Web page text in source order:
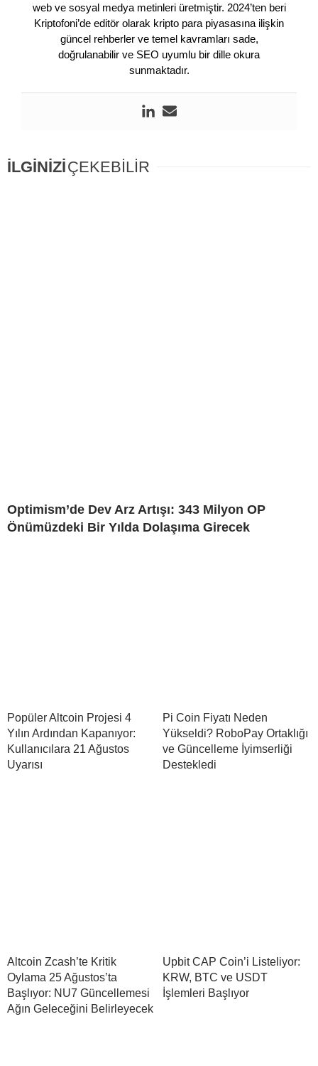
web ve sosyal medya metinleri üretmiştir. 2024’ten beri
Kriptofoni’de editör olarak kripto para piyasasına ilişkin
güncel rehberler ve temel kavramları sade,
doğrulanabilir ve SEO uyumlu bir dille okura
sunmaktadır.
İLGİNİZİÇEKEBİLİR
Optimism’de Dev Arz Artışı: 343 Milyon OP
Önümüzdeki Bir Yılda Dolaşıma Girecek
Popüler Altcoin Projesi 4
Yılın Ardından Kapanıyor:
Kullanıcılara 21 Ağustos
Uyarısı
Pi Coin Fiyatı Neden
Yükseldi? RoboPay Ortaklığı
ve Güncelleme İyimserliği
Destekledi
Altcoin Zcash’te Kritik
Oylama 25 Ağustos’ta
Başlıyor: NU7 Güncellemesi
Ağın Geleceğini Belirleyecek
Upbit CAP Coin’i Listeliyor:
KRW, BTC ve USDT
İşlemleri Başlıyor